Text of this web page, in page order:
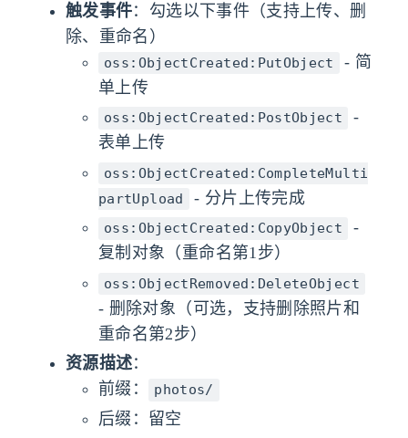
触发事件：勾选以下事件（支持上传、删
除、重命名）
oss:ObjectCreated:PutObject
- 简
单上传
oss:ObjectCreated:PostObject
-
表单上传
oss:ObjectCreated:CompleteMulti
partUpload
- 分片上传完成
oss:ObjectCreated:CopyObject
-
复制对象（重命名第1步）
oss:ObjectRemoved:DeleteObject
- 删除对象（可选，支持删除照片和
重命名第2步）
资源描述：
前缀：
photos/
后缀：留空